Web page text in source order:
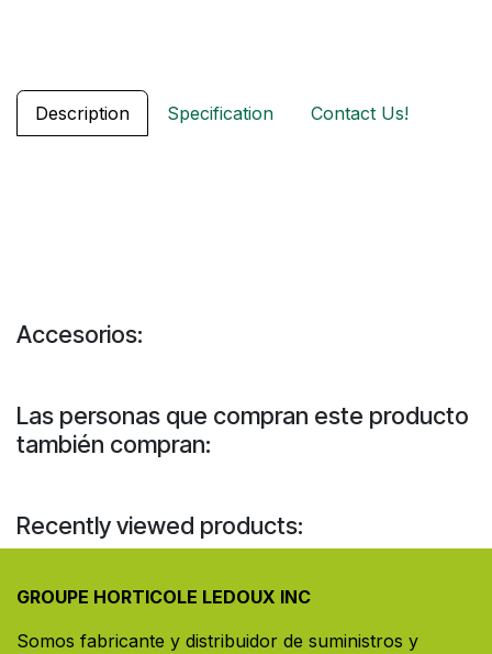
Description Specification Contact Us!
Accesorios:
Las personas que compran este producto
también compran:
Recently viewed products:
GROUPE HORTICOLE LEDOUX INC
Somos fabricante y distribuidor de suministros y